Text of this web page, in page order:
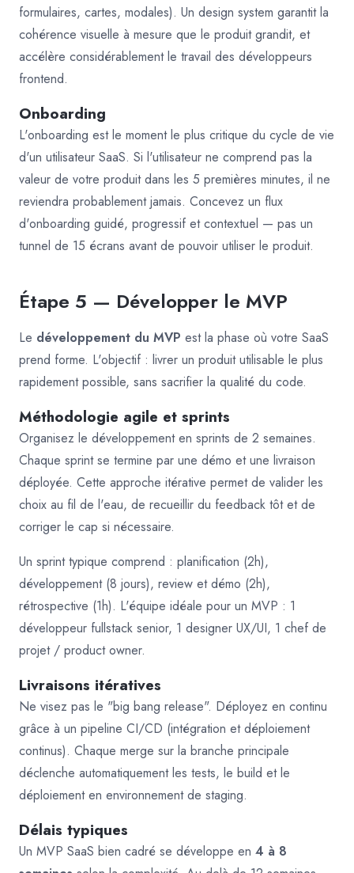
formulaires, cartes, modales). Un design system garantit la
cohérence visuelle à mesure que le produit grandit, et
accélère considérablement le travail des développeurs
frontend.
Onboarding
L'onboarding est le moment le plus critique du cycle de vie
d'un utilisateur SaaS. Si l'utilisateur ne comprend pas la
valeur de votre produit dans les 5 premières minutes, il ne
reviendra probablement jamais. Concevez un flux
d'onboarding guidé, progressif et contextuel — pas un
tunnel de 15 écrans avant de pouvoir utiliser le produit.
Étape 5 — Développer le MVP
Le développement du MVP est la phase où votre SaaS
prend forme. L'objectif : livrer un produit utilisable le plus
rapidement possible, sans sacrifier la qualité du code.
Méthodologie agile et sprints
Organisez le développement en sprints de 2 semaines.
Chaque sprint se termine par une démo et une livraison
déployée. Cette approche itérative permet de valider les
choix au fil de l'eau, de recueillir du feedback tôt et de
corriger le cap si nécessaire.
Un sprint typique comprend : planification (2h),
développement (8 jours), review et démo (2h),
rétrospective (1h). L'équipe idéale pour un MVP : 1
développeur fullstack senior, 1 designer UX/UI, 1 chef de
projet / product owner.
Livraisons itératives
Ne visez pas le "big bang release". Déployez en continu
grâce à un pipeline CI/CD (intégration et déploiement
continus). Chaque merge sur la branche principale
déclenche automatiquement les tests, le build et le
déploiement en environnement de staging.
Délais typiques
Un MVP SaaS bien cadré se développe en 4 à 8